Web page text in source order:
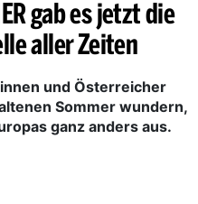
gab es jetzt die
aller Zeiten
und Österreicher
Sommer wundern,
ganz anders aus.